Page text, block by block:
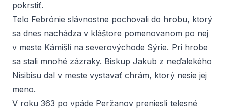
pokrstiť.
Telo Febrónie slávnostne pochovali do hrobu, ktorý
sa dnes nachádza v kláštore pomenovanom po nej
v meste Kámišlí na severovýchode Sýrie. Pri hrobe
sa stali mnohé zázraky. Biskup Jakub z neďalekého
Nisibisu dal v meste vystavať chrám, ktorý nesie jej
meno.
V roku 363 po vpáde Peržanov preniesli telesné